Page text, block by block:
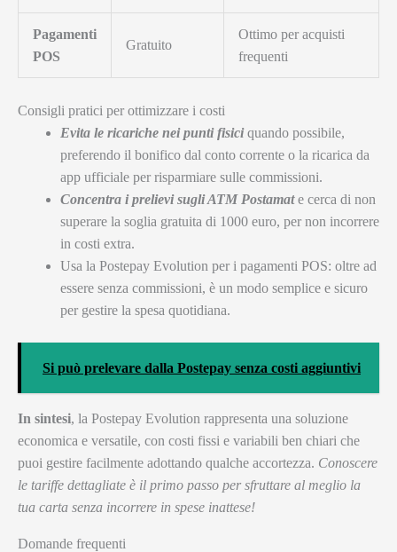
Pagamenti
POS
Gratuito
Ottimo per acquisti
frequenti
Consigli pratici per ottimizzare i costi
Evita le ricariche nei punti fisiciquando possibile,
preferendo il bonifico dal conto corrente o la ricarica da
app ufficiale per risparmiare sulle commissioni.
Concentra i prelievi sugli ATM Postamate cerca di non
superare la soglia gratuita di 1000 euro, per non incorrere
in costi extra.
Usa la Postepay Evolution per i pagamenti POS: oltre ad
essere senza commissioni, è un modo semplice e sicuro
per gestire la spesa quotidiana.
Si può prelevare dalla Postepay senza costi aggiuntivi
In sintesi, la Postepay Evolution rappresenta una soluzione
economica e versatile, con costi fissi e variabili ben chiari che
puoi gestire facilmente adottando qualche accortezza. Conoscere
le tariffe dettagliate è il primo passo per sfruttare al meglio la
tua carta senza incorrere in spese inattese!
Domande frequenti